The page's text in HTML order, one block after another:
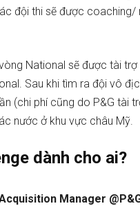
đội thi sẽ được
National sẽ được tài
Sau khi tìm ra đội vô
(chi phí cũng do P&G tài
nước ở khu vực châu Mỹ.
dành cho ai?
Manager